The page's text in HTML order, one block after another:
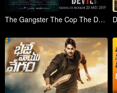
The Gangster The Cop The Devil (2019)